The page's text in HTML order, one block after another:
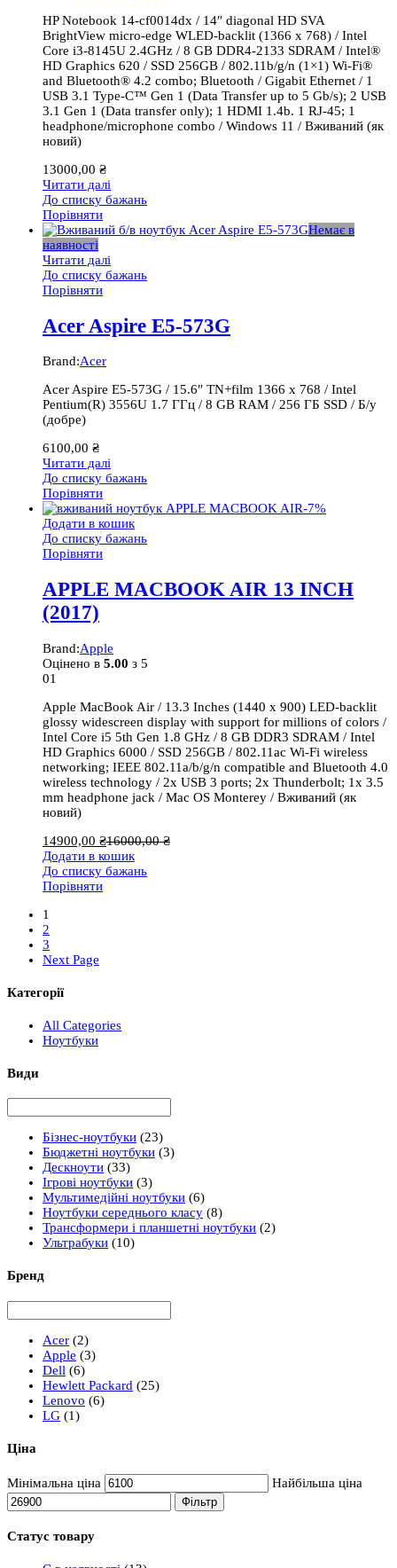
HP Notebook 14-cf0014dx / 14″ diagonal HD SVA
BrightView micro-edge WLED-backlit (1366 x 768) / Intel
Core i3-8145U 2.4GHz / 8 GB DDR4-2133 SDRAM / Intel®
HD Graphics 620 / SSD 256GB / 802.11b/g/n (1×1) Wi-Fi®
and Bluetooth® 4.2 combo; Bluetooth / Gigabit Ethernet / 1
USB 3.1 Type-C™ Gen 1 (Data Transfer up to 5 Gb/s); 2 USB
3.1 Gen 1 (Data transfer only); 1 HDMI 1.4b. 1 RJ-45; 1
headphone/microphone combo / Windows 11 / Вживаний (як
новий)
13000,00 ₴
Читати далі
До списку бажань
Порівняти
Немає в
наявності
Читати далі
До списку бажань
Порівняти
Acer Aspire E5-573G
Brand:Acer
Acer Aspire E5-573G / 15.6″ TN+film 1366 х 768 / Intel
Pentium(R) 3556U 1.7 ГГц / 8 GB RAM / 256 ГБ SSD / Б/у
(добре)
6100,00 ₴
Читати далі
До списку бажань
Порівняти
-7%
Додати в кошик
До списку бажань
Порівняти
APPLE MACBOOK AIR 13 INCH
(2017)
Brand:Apple
Оцінено в 5.00 з 5
01
Apple MacBook Air / 13.3 Inches (1440 x 900) LED-backlit
glossy widescreen display with support for millions of colors /
Intel Core i5 5th Gen 1.8 GHz / 8 GB DDR3 SDRAM / Intel
HD Graphics 6000 / SSD 256GB / 802.11ac Wi-Fi wireless
networking; IEEE 802.11a/b/g/n compatible and Bluetooth 4.0
wireless technology / 2x USB 3 ports; 2x Thunderbolt; 1x 3.5
mm headphone jack / Mac OS Monterey / Вживаний (як
новий)
14900,00 ₴16000,00₴
Додати в кошик
До списку бажань
Порівняти
1
2
3
Next Page
Категорії
All Categories
Ноутбуки
Види
Бізнес-ноутбуки (23)
Бюджетні ноутбуки (3)
Дескноути (33)
Ігрові ноутбуки (3)
Мультимедійні ноутбуки (6)
Ноутбуки середнього класу (8)
Трансформери і планшетні ноутбуки (2)
Ультрабуки (10)
Бренд
Acer (2)
Apple (3)
Dell (6)
Hewlett Packard (25)
Lenovo (6)
LG (1)
Ціна
Мінімальна ціна Найбільша ціна
Фільтр
Статус товару